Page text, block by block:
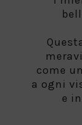
come
a ogni
e